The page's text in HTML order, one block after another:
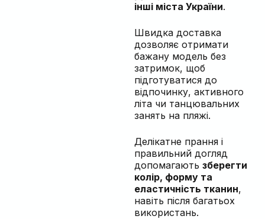
інші міста України.
Швидка доставка
дозволяє отримати
бажану модель без
затримок, щоб
підготуватися до
відпочинку, активного
літа чи танцювальних
занять на пляжі.
Делікатне прання і
правильний догляд
допомагають зберегти
колір, форму та
еластичність тканин,
навіть після багатьох
використань.